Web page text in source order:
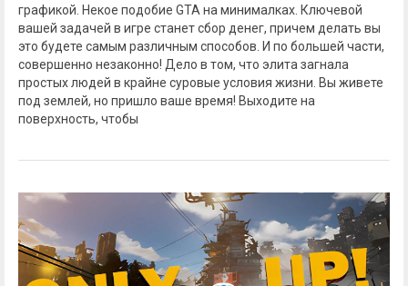
графикой. Некое подобие GTA на минималках. Ключевой
вашей задачей в игре станет сбор денег, причем делать вы
это будете самым различным способов. И по большей части,
совершенно незаконно! Дело в том, что элита загнала
простых людей в крайне суровые условия жизни. Вы живете
под землей, но пришло ваше время! Выходите на
поверхность, чтобы